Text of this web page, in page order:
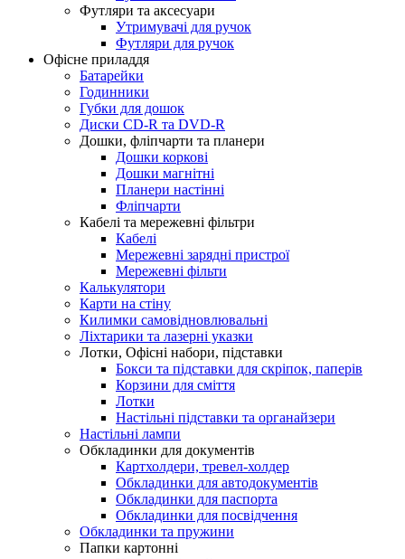
Футляри та аксесуари
Утримувачі для ручок
Футляри для ручок
Офісне приладдя
Батарейки
Годинники
Губки для дошок
Диски CD-R та DVD-R
Дошки, фліпчарти та планери
Дошки коркові
Дошки магнітні
Планери настінні
Фліпчарти
Кабелі та мережевні фільтри
Кабелі
Мережевні зарядні пристрої
Мережевні фільти
Калькулятори
Карти на стіну
Килимки самовідновлювальні
Ліхтарики та лазерні указки
Лотки, Офісні набори, підставки
Бокси та підставки для скріпок, паперів
Корзини для сміття
Лотки
Настільні підставки та органайзери
Настільні лампи
Обкладинки для документів
Картхолдери, тревел-холдер
Обкладинки для автодокументів
Обкладинки для паспорта
Обкладинки для посвідчення
Обкладинки та пружини
Папки картонні